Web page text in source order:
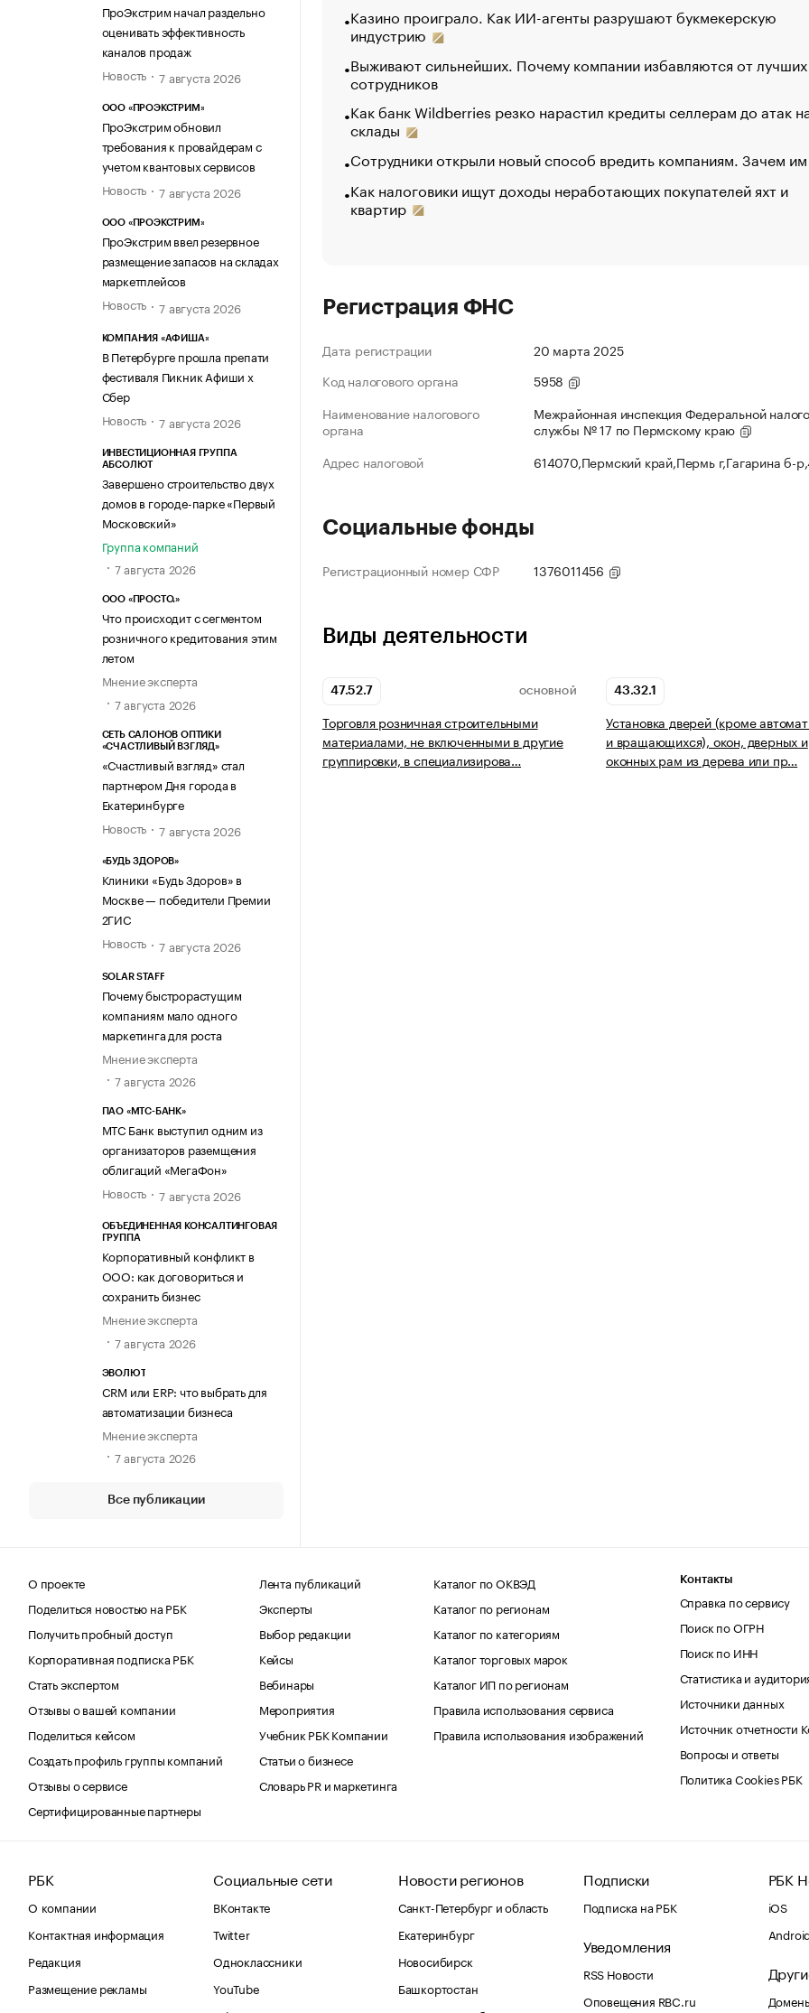
ПроЭкстрим начал раздельно
оценивать эффективность
каналов продаж
Новость
7 августа 2026
ООО «ПРОЭКСТРИМ»
ПроЭкстрим обновил
требования к провайдерам с
учетом квантовых сервисов
Новость
7 августа 2026
ООО «ПРОЭКСТРИМ»
ПроЭкстрим ввел резервное
размещение запасов на складах
маркетплейсов
Новость
7 августа 2026
КОМПАНИЯ «АФИША»
В Петербурге прошла препати
фестиваля Пикник Афиши х
Сбер
Новость
7 августа 2026
ИНВЕСТИЦИОННАЯ ГРУППА
АБСОЛЮТ
Завершено строительство двух
домов в городе-парке «Первый
Московский»
Группа компаний
7 августа 2026
ООО «ПРОСТО.»
Что происходит с сегментом
розничного кредитования этим
летом
Мнение эксперта
7 августа 2026
СЕТЬ САЛОНОВ ОПТИКИ
«СЧАСТЛИВЫЙ ВЗГЛЯД»
«Счастливый взгляд» стал
партнером Дня города в
Екатеринбурге
Новость
7 августа 2026
«БУДЬ ЗДОРОВ»
Клиники «Будь Здоров» в
Москве — победители Премии
2ГИС
Новость
7 августа 2026
SOLAR STAFF
Почему быстрорастущим
компаниям мало одного
маркетинга для роста
Мнение эксперта
7 августа 2026
ПАО «МТС-БАНК»
МТС Банк выступил одним из
организаторов раземщения
облигаций «МегаФон»
Новость
7 августа 2026
ОБЪЕДИНЕННАЯ КОНСАЛТИНГОВАЯ
ГРУППА
Корпоративный конфликт в
ООО: как договориться и
сохранить бизнес
Мнение эксперта
7 августа 2026
ЭВОЛЮТ
CRM или ERP: что выбрать для
автоматизации бизнеса
Мнение эксперта
7 августа 2026
Все публикации
Казино проиграло. Как ИИ-агенты разрушают букмекерскую
индустрию
Выживают сильнейших. Почему компании избавляются от лучших
сотрудников
Как банк Wildberries резко нарастил кредиты селлерам до атак
склады
Сотрудники открыли новый способ вредить компаниям. Зачем
Как налоговики ищут доходы неработающих покупателей яхт и
квартир
Регистрация ФНС
Дата регистрации
20 марта 2025
Код налогового органа
5958
Наименование налогового
органа
Межрайонная инспекция Федеральной
службы № 17 по Пермскому краю
Адрес налоговой
614070,Пермский край,Пермь г,Гагарина б-
Социальные фонды
Регистрационный номер СФР 1376011456
Виды деятельности
47.52.7 ОСНОВНОЙ
Торговля розничная строительными
материалами, не включенными в другие
группировки, в специализирова…
43.32.1
Установка дверей (кроме
и вращающихся), окон, дверных и
оконных рам из дерева или пр…
О проекте
Поделиться новостью на РБК
Получить пробный доступ
Корпоративная подписка РБК
Стать экспертом
Отзывы о вашей компании
Поделиться кейсом
Создать профиль группы компаний
Отзывы о сервисе
Сертифицированные партнеры
Лента публикаций
Эксперты
Выбор редакции
Кейсы
Вебинары
Мероприятия
Учебник РБК Компании
Статьи о бизнесе
Словарь PR и маркетинга
Каталог по ОКВЭД
Каталог по регионам
Каталог по категориям
Каталог торговых марок
Каталог ИП по регионам
Правила использования сервиса
Правила использования изображений
Контакты
Справка по сервису
Поиск по ОГРН
Поиск по ИНН
Статистика и
Источники данных
Источник отчетности
Вопросы и ответы
Политика Cookies РБК
РБК
О компании
Контактная информация
Редакция
Размещение рекламы
Социальные сети
ВКонтакте
Twitter
Одноклассники
YouTube
Новости регионов
Санкт-Петербург и область
Екатеринбург
Новосибирск
Башкортостан
Подписки
Подписка на РБК
Уведомления
RSS Новости
Оповещения RBC.ru
РБК
iOS